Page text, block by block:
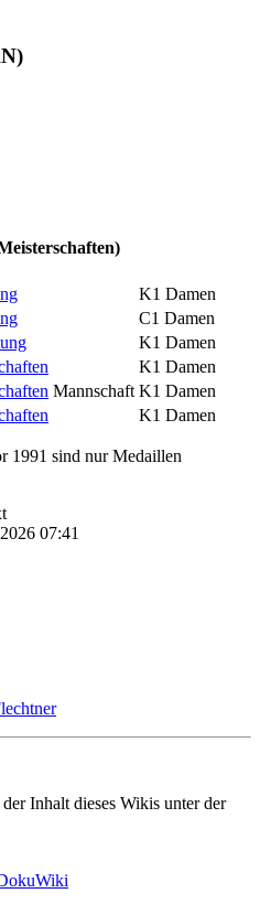
K1 Damen
C1 Damen
K1 Damen
K1 Damen
Mannschaft K1 Damen
K1 Damen
1991 sind nur Medaillen
07:41
Inhalt dieses Wikis unter der